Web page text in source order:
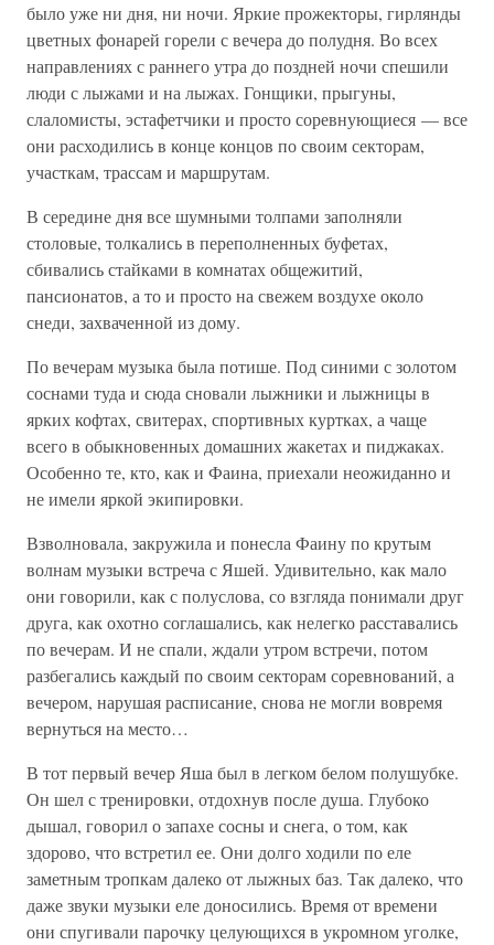
было уже ни дня, ни ночи. Яркие прожекторы, гирлянды
цветных фонарей горели с вечера до полудня. Во всех
направлениях с раннего утра до поздней ночи спешили
люди с лыжами и на лыжах. Гонщики, прыгуны,
слаломисты, эстафетчики и просто соревнующиеся — все
они расходились в конце концов по своим секторам,
участкам, трассам и маршрутам.
В середине дня все шумными толпами заполняли
столовые, толкались в переполненных буфетах,
сбивались стайками в комнатах общежитий,
пансионатов, а то и просто на свежем воздухе около
снеди, захваченной из дому.
По вечерам музыка была потише. Под синими с золотом
соснами туда и сюда сновали лыжники и лыжницы в
ярких кофтах, свитерах, спортивных куртках, а чаще
всего в обыкновенных домашних жакетах и пиджаках.
Особенно те, кто, как и Фаина, приехали неожиданно и
не имели яркой экипировки.
Взволновала, закружила и понесла Фаину по крутым
волнам музыки встреча с Яшей. Удивительно, как мало
они говорили, как с полуслова, со взгляда понимали друг
друга, как охотно соглашались, как нелегко расставались
по вечерам. И не спали, ждали утром встречи, потом
разбегались каждый по своим секторам соревнований, а
вечером, нарушая расписание, снова не могли вовремя
вернуться на место…
В тот первый вечер Яша был в легком белом полушубке.
Он шел с тренировки, отдохнув после душа. Глубоко
дышал, говорил о запахе сосны и снега, о том, как
здорово, что встретил ее. Они долго ходили по еле
заметным тропкам далеко от лыжных баз. Так далеко, что
даже звуки музыки еле доносились. Время от времени
они спугивали парочку целующихся в укромном уголке,